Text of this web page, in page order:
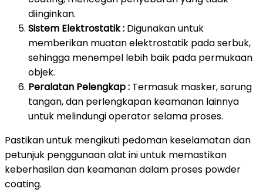
diinginkan.
Sistem Elektrostatik : Digunakan untuk
memberikan muatan elektrostatik pada serbuk,
sehingga menempel lebih baik pada permukaan
objek.
Peralatan Pelengkap : Termasuk masker, sarung
tangan, dan perlengkapan keamanan lainnya
untuk melindungi operator selama proses.
Pastikan untuk mengikuti pedoman keselamatan dan
petunjuk penggunaan alat ini untuk memastikan
keberhasilan dan keamanan dalam proses powder
coating.